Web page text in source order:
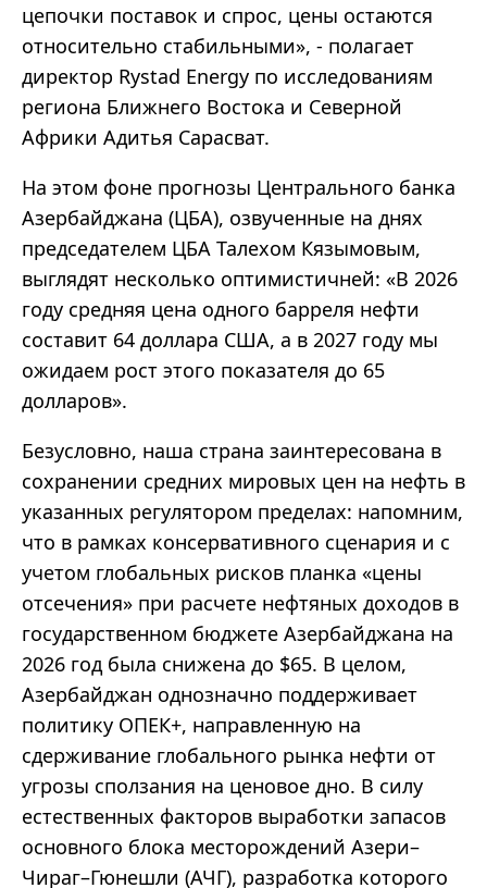
цепочки поставок и спрос, цены остаются
относительно стабильными», - полагает
директор Rystad Energy по исследованиям
региона Ближнего Востока и Северной
Африки Адитья Сарасват.
На этом фоне прогнозы Центрального банка
Азербайджана (ЦБА), озвученные на днях
председателем ЦБА Талехом Кязымовым,
выглядят несколько оптимистичней: «В 2026
году средняя цена одного барреля нефти
составит 64 доллара США, а в 2027 году мы
ожидаем рост этого показателя до 65
долларов».
Безусловно, наша страна заинтересована в
сохранении средних мировых цен на нефть в
указанных регулятором пределах: напомним,
что в рамках консервативного сценария и с
учетом глобальных рисков планка «цены
отсечения» при расчете нефтяных доходов в
государственном бюджете Азербайджана на
2026 год была снижена до $65. В целом,
Азербайджан однозначно поддерживает
политику ОПЕК+, направленную на
сдерживание глобального рынка нефти от
угрозы сползания на ценовое дно. В силу
естественных факторов выработки запасов
основного блока месторождений Азери–
Чираг–Гюнешли (АЧГ), разработка которого